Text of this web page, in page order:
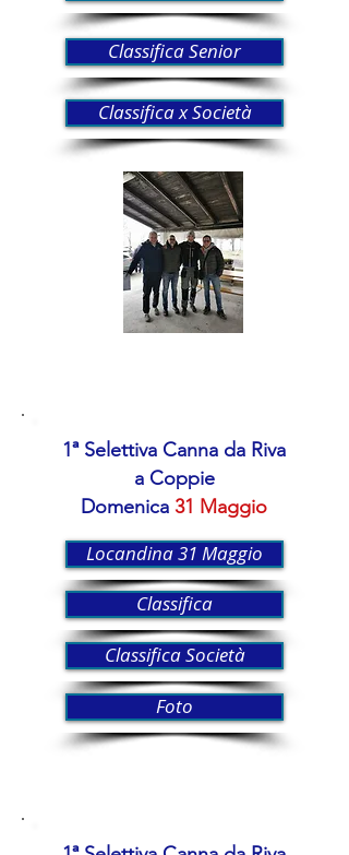
Classifica Senior
Classifica x Società
1ª Selettiva Canna da Riva
a Coppie
Domenica 31 Maggio
Locandina 31 Maggio
Classifica
Classifica Società
Foto